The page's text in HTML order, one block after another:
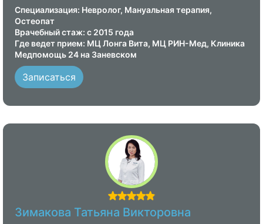
Специализация: Невролог, Мануальная терапия,
Остеопат
Врачебный стаж: с 2015 года
Где ведет прием: МЦ Лонга Вита, МЦ РИН-Мед, Клиника
Медпомощь 24 на Заневском
Записаться
Зимакова Татьяна Викторовна